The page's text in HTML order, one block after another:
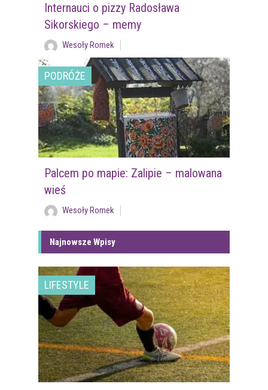
Internauci o pizzy Radosława
Sikorskiego – memy
Wesoły Romek
PODRÓŻE
Palcem po mapie: Zalipie – malowana
wieś
Wesoły Romek
Najnowsze Wpisy
LIFESTYLE